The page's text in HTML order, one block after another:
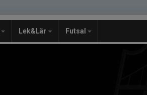
Lek&Lär Futsal